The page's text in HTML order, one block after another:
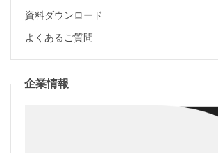
資料ダウンロード
よくあるご質問
企業情報